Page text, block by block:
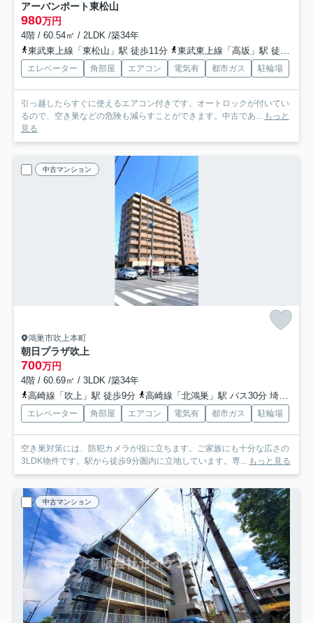
アーバンポート東松山
980万円
4階 / 60.54㎡ / 2LDK /築34年
東武東上線「東松山」駅 徒歩11分
東武東上線「高坂」駅 徒歩42分
エレベーター 角部屋 エアコン 電気有 都市ガス 駐輪場
引っ越したらすぐに使えるエアコン付きです。オートロックが付いてい
るので、空き巣などの危険も減らすことができます。中古であ... もっと
見る
中古マンション
鴻巣市吹上本町
朝日プラザ吹上
700万円
4階 / 60.69㎡ / 3LDK /築34年
高崎線「吹上」駅 徒歩9分
高崎線「北鴻巣」駅 バス30分 埼玉県鴻巣市「吹上駅北口」 停歩4分
エレベーター 角部屋 エアコン 電気有 都市ガス 駐輪場
空き巣対策には、防犯カメラが役に立ちます。ご家族にも十分な広さの
3LDK物件です。駅から徒歩9分圏内に立地しています。専... もっと見る
中古マンション